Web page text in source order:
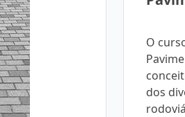
O
dos